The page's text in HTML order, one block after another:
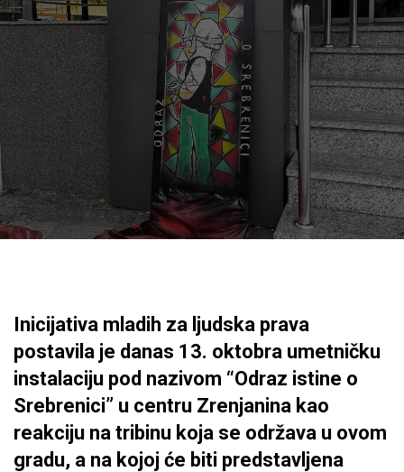
Inicijativa mladih za ljudska prava
postavila je danas 13. oktobra umetničku
instalaciju pod nazivom “Odraz istine o
Srebrenici” u centru Zrenjanina kao
reakciju na tribinu koja se održava u ovom
gradu, a na kojoj će biti predstavljena